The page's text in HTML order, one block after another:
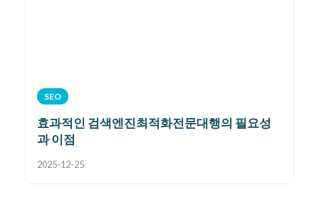
SEO
효과적인 검색엔진최적화전문대행의 필요성
과 이점
2025-12-25